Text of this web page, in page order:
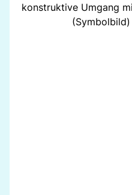
konstruktive Umgang